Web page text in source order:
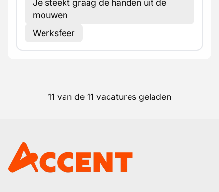
Je steekt graag de handen uit de
mouwen
Werksfeer
11 van de 11 vacatures geladen